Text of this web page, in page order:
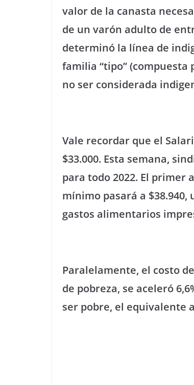
valor de la canasta
de un varón adulto de
determinó la línea de
familia “tipo” (compuesta
no ser considerada
Vale recordar que el
$33.000. Esta semana,
para todo 2022. El primer
mínimo pasará a
gastos alimentarios
Paralelamente, el costo
de pobreza, se aceleró
ser pobre, el equivalente